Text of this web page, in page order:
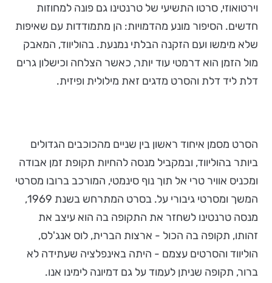
וירטואוזי, סרטו התשיעי של טרנטינו גם פונה למחוזות
חדשים. הסיפור מונע מהדמויות: הן מתמודדות עם שאיפות
שלא מימשו ועם הזקנה הבלתי נמנעת. בהוליווד, המאבק
מול הזמן הוא דרמטי עוד יותר, כאשר הצלחה וכישלון גרים
דלת ליד דלת והסרט מדגים זאת מילולית ופיזית.
הסרט מסמן איחוד ראשון בין שניים מהכוכבים הגדולים
ביותר בהוליווד, ובמקביל מנסה להחיות תקופת זמן אבודה
ומכניס אוויר טרי אל תוך נוף סינמטי, המורכב ברובו מסרטי
המשך ומסרטי גיבורי על. בסרט המתרחש בשנת 1969,
מנסה טרנטינו לשחזר את התקופה בה הוא עיצב את
זהותו, תקופה בה הכול - ארצות הברית, לוס אנג'לס,
הוליווד והסרטים עצמם - היתה באינפלציה שעתידה לא
ברור, תקופה שניתן לעמוד על גם דמיונה לימינו אנו.